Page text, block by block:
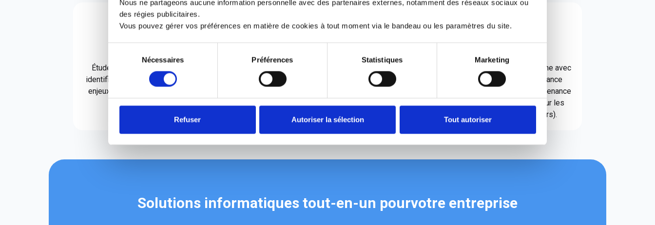
Nous ne partageons aucune information personnelle avec des partenaires externes, notamment des réseaux sociaux ou
des régies publicitaires.
Vous pouvez gérer vos préférences en matière de cookies à tout moment via le bandeau ou les paramètres du site.
consentement
Nécessaires Préférences Statistiques Marketing
Refuser Autoriser la sélection Tout autoriser
Étude de vos besoins et
identification des différents
enjeux liés à votre activité.
d'équipements clés.
formation basées sur des
Assistance quotidienne avec
un service d'assistance
téléphonique et maintenance
à distance (sauf pour les
problèmes majeurs).
Solutions informatiques tout-en-un pourvotre entreprise